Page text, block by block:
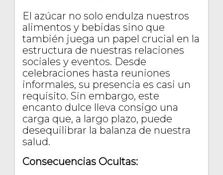
El azúcar no solo endulza nuestros
alimentos y bebidas sino que
también juega un papel crucial en la
estructura de nuestras relaciones
sociales y eventos. Desde
celebraciones hasta reuniones
informales, su presencia es casi un
requisito. Sin embargo, este
encanto dulce lleva consigo una
carga que, a largo plazo, puede
desequilibrar la balanza de nuestra
salud.
Consecuencias Ocultas: